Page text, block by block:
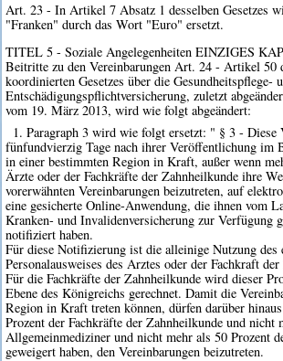
Art. 23 - In Artikel 7 Absatz 1 desselben Gesetzes
"Franken" durch das Wort "Euro" ersetzt.
TITEL 5 - Soziale Angelegenheiten EINZIGES
Beitritte zu den Vereinbarungen Art. 24 - Artikel 50
koordinierten Gesetzes über die Gesundheitspflege-
Entschädigungspflichtversicherung, zuletzt
vom 19. März 2013, wird wie folgt abgeändert:
1. Paragraph 3 wird wie folgt ersetzt: " § 3 - Diese
fünfundvierzig Tage nach ihrer Veröffentlichung im
in einer bestimmten Region in Kraft, außer wenn
Ärzte oder der Fachkräfte der Zahnheilkunde ihre
vorerwähnten Vereinbarungen beizutreten, auf
eine gesicherte Online-Anwendung, die ihnen vom
Kranken- und Invalidenversicherung zur Verfügung
notifiziert haben.
Für diese Notifizierung ist die alleinige Nutzung des
Personalausweises des Arztes oder der Fachkraft
Für die Fachkräfte der Zahnheilkunde wird dieser
Ebene des Königreichs gerechnet. Damit die
Region in Kraft treten können, dürfen darüber
Prozent der Fachkräfte der Zahnheilkunde und nicht
Allgemeinmediziner und nicht mehr als 50 Prozent
geweigert haben, den Vereinbarungen beizutreten.